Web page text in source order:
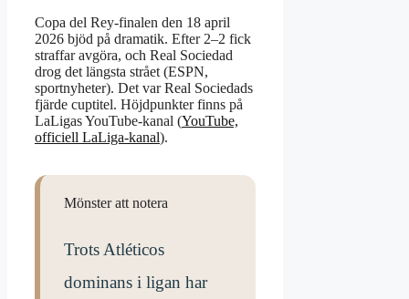
Copa del Rey-finalen den 18 april
2026 bjöd på dramatik. Efter 2–2 fick
straffar avgöra, och Real Sociedad
drog det längsta strået (ESPN,
sportnyheter). Det var Real Sociedads
fjärde cuptitel. Höjdpunkter finns på
LaLigas YouTube-kanal (YouTube,
officiell LaLiga-kanal).
Mönster att notera
Trots Atléticos
dominans i ligan har